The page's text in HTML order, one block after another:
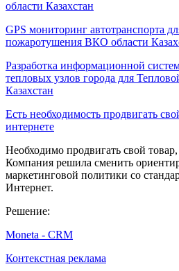
области Казахстан
GPS мониторинг автотранспорта
пожаротушения ВКО области
Разработка информационной
тепловых узлов города для
Казахстан
Есть необходимость продвигать
интернете
Необходимо продвигать свой
Компания решила сменить
маркетинговой политики со
Интернет.
Решение:
Moneta - CRM
Контекстная реклама